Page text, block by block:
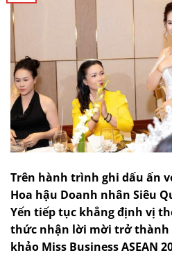
Trên hành trình ghi dấu ấn
Hoa hậu Doanh nhân Siêu
Yến tiếp tục khẳng định vị
thức nhận lời mời trở thành
khảo Miss Business ASEAN